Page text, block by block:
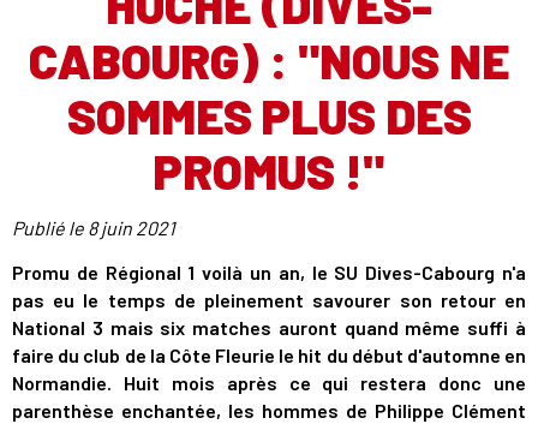
CABOURG) : "NOUS NE
SOMMES PLUS DES
PROMUS !"
Publié le 8 juin 2021
Promu de Régional 1 voilà un an, le SU Dives-Cabourg n'a
pas eu le temps de pleinement savourer son retour en
National 3 mais six matches auront quand même suffi à
faire du club de la Côte Fleurie le hit du début d'automne en
Normandie. Huit mois après ce qui restera donc une
parenthèse enchantée, les hommes de Philippe Clément